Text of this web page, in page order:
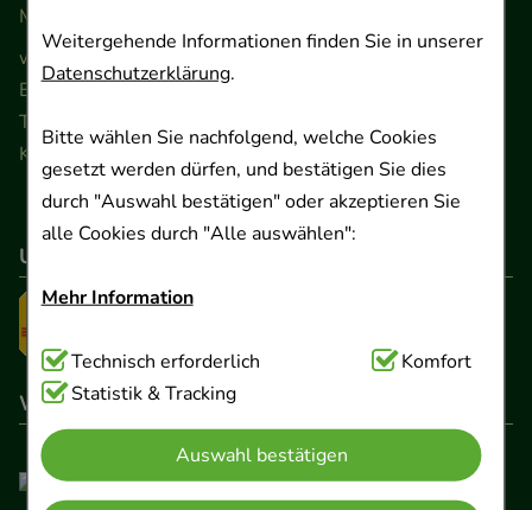
Weitergehende Informationen finden Sie in unserer
Datenschutzerklärung.
Bitte wählen Sie nachfolgend, welche Cookies
gesetzt werden dürfen, und bestätigen Sie dies
durch "Auswahl bestätigen" oder akzeptieren Sie
alle Cookies durch "Alle auswählen":
Mehr Information
Technisch Notwendig:Hierbei handelt es sich um
Cookies, die für die Grundfunktionen unserer
Website notwendig sind (z.B. Navigation,
Warenkorb, Kundenkonto), weshalb auf diese nicht
verzichtet werden kann.
Technisch erforderlich
Komfort
Statistik & Tracking
Auswahl bestätigen
Montag - Freitag von 9.00 bis 17.00 Uhr
www.ApoSalis.de
Ernst-August-Platz 2 · 30159 Hannover
Telefon 0511 89 71 80 0 · Fax 0511 89 71 80 11
Kontaktformular
Unser Versanddienstleister
Wir sind hier gelistet